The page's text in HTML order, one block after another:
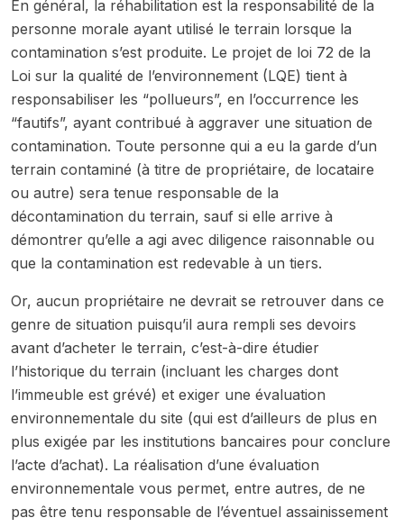
En général, la réhabilitation est la responsabilité de la
personne morale ayant utilisé le terrain lorsque la
contamination s’est produite. Le projet de loi 72 de la
Loi sur la qualité de l’environnement (LQE) tient à
responsabiliser les “pollueurs”, en l’occurrence les
“fautifs”, ayant contribué à aggraver une situation de
contamination. Toute personne qui a eu la garde d’un
terrain contaminé (à titre de propriétaire, de locataire
ou autre) sera tenue responsable de la
décontamination du terrain, sauf si elle arrive à
démontrer qu’elle a agi avec diligence raisonnable ou
que la contamination est redevable à un tiers.
Or, aucun propriétaire ne devrait se retrouver dans ce
genre de situation puisqu’il aura rempli ses devoirs
avant d’acheter le terrain, c’est-à-dire étudier
l’historique du terrain (incluant les charges dont
l’immeuble est grévé) et exiger une évaluation
environnementale du site (qui est d’ailleurs de plus en
plus exigée par les institutions bancaires pour conclure
l’acte d’achat). La réalisation d’une évaluation
environnementale vous permet, entre autres, de ne
pas être tenu responsable de l’éventuel assainissement